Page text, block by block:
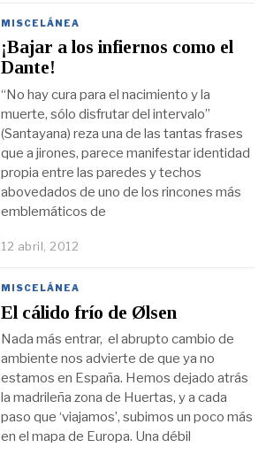
MISCELÁNEA
¡Bajar a los infiernos como el
Dante!
“No hay cura para el nacimiento y la
muerte, sólo disfrutar del intervalo”
(Santayana) reza una de las tantas frases
que a jirones, parece manifestar identidad
propia entre las paredes y techos
abovedados de uno de los rincones más
emblemáticos de
12 abril, 2012
MISCELÁNEA
El cálido frío de Ølsen
Nada más entrar, el abrupto cambio de
ambiente nos advierte de que ya no
estamos en España. Hemos dejado atrás
la madrileña zona de Huertas, y a cada
paso que ‘viajamos’, subimos un poco más
en el mapa de Europa. Una débil